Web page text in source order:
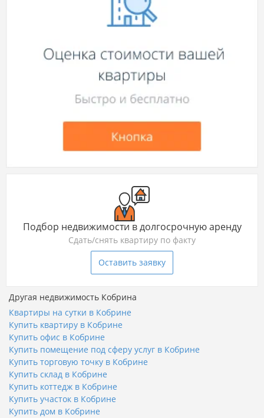
Подбор недвижимости в долгосрочную аренду
Сдать/снять квартиру по факту
Оставить заявку
Другая недвижимость Кобрина
Квартиры на сутки в Кобрине
Купить квартиру в Кобрине
Купить офис в Кобрине
Купить помещение под сферу услуг в Кобрине
Купить торговую точку в Кобрине
Купить склад в Кобрине
Купить коттедж в Кобрине
Купить участок в Кобрине
Купить дом в Кобрине